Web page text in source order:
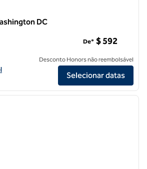
DC
Waldorf Astoria Washington DC
De* $ 592
Desconto Honors não reembolsável
Selecionar datas
1/12